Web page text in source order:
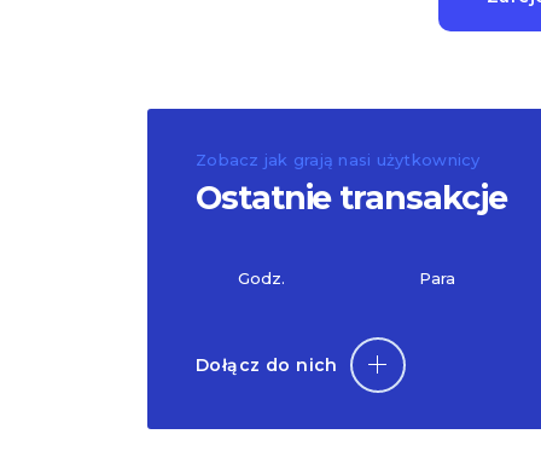
Zobacz jak grają nasi użytkownicy
Ostatnie transakcje
Godz. Para
Dołącz do nich